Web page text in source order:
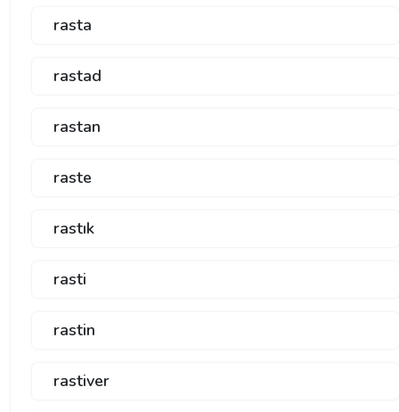
rasta
rastad
rastan
raste
rastık
rasti
rastin
rastiver